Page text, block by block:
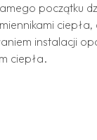
początku
ciepła,
instalacji
ciepła.